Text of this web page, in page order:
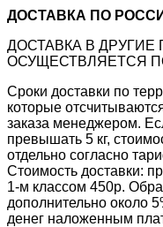
ДОСТАВКА ПО
ДОСТАВКА В ДРУГИЕ
ОСУЩЕСТВЛЯЕТСЯ
Сроки доставки по
которые
заказа менеджером.
превышать 5 кг,
отдельно согласно
Стоимость доставки:
1-м классом 450р.
дополнительно около
денег наложенным